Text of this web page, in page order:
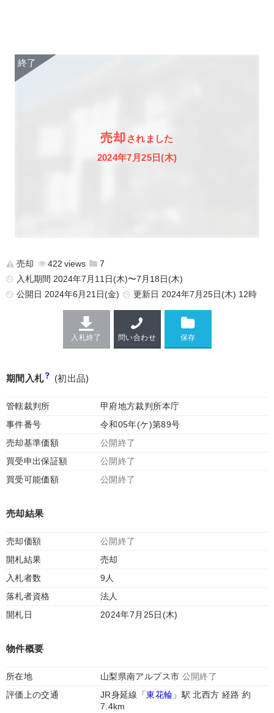
売却 されました
2024年7月25日(木)
売却 422
7
入札期間 2024年7月11日(木)〜7月18日(木)
公開日 2024年6月21日(金) 更新日 2024年7月25日(木) 12時
入札終了 問い合わせ
期間入札 (初出品)
管轄裁判所
甲府地方裁判所本庁
事件番号
令和05年(ケ)第89号
売却基準価額
公開終了
買受申出保証額
公開終了
買受可能価額
公開終了
売却結果
売却価額
公開終了
開札結果
売却
入札者数
9人
落札者資格
法人
開札日
2024年7月25日(木)
物件概要
所在地 山梨県南アルプス市 公開終了
評価上の交通
JR身延線「東花輪 」駅 北西方 経路 約
7.4km